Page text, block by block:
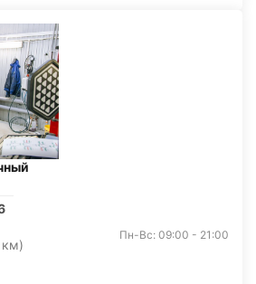
км)
Пн-Вс: 09:00 - 21:00